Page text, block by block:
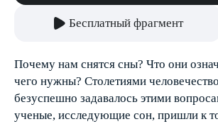
Бесплатный фрагмент
Почему нам снятся сны? Что они
чего нужны? Столетиями человечество
безуспешно задавалось этими
ученые, исследующие сон, пришли к